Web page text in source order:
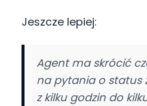
Jeszcze lepiej:
Agent ma skrócić
na pytania o status
z kilku godzin do